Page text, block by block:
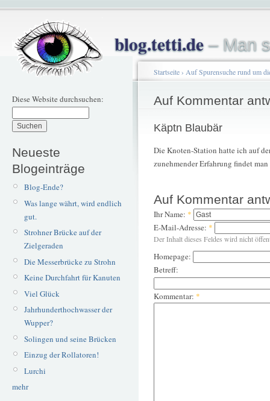
blog.tetti.de– Man
Diese Website durchsuchen:
Neueste
Blogeinträge
Blog-Ende?
Was lange währt, wird endlich
gut.
Strohner Brücke auf der
Zielgeraden
Die Messerbrücke zu Strohn
Keine Durchfahrt für Kanuten
Viel Glück
Jahrhunderthochwasser der
Wupper?
Solingen und seine Brücken
Einzug der Rollatoren!
Lurchi
mehr
Startseite› Auf Spurensuche rund um
Auf Kommentar
Käptn Blaubär
Die Knoten-Station hatte ich auf
zunehmender Erfahrung findet
Auf Kommentar
Ihr Name: *
E-Mail-Adresse: *
Der Inhalt dieses Feldes wird nicht
Homepage:
Betreff:
Kommentar: *